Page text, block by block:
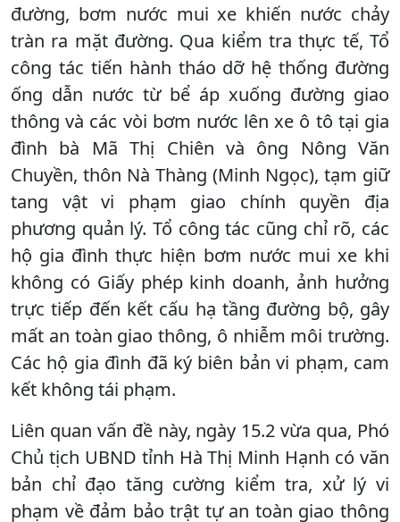
đường, bơm nước mui xe khiến nước chảy
tràn ra mặt đường. Qua kiểm tra thực tế, Tổ
công tác tiến hành tháo dỡ hệ thống đường
ống dẫn nước từ bể áp xuống đường giao
thông và các vòi bơm nước lên xe ô tô tại gia
đình bà Mã Thị Chiên và ông Nông Văn
Chuyền, thôn Nà Thàng (Minh Ngọc), tạm giữ
tang vật vi phạm giao chính quyền địa
phương quản lý. Tổ công tác cũng chỉ rõ, các
hộ gia đình thực hiện bơm nước mui xe khi
không có Giấy phép kinh doanh, ảnh hưởng
trực tiếp đến kết cấu hạ tầng đường bộ, gây
mất an toàn giao thông, ô nhiễm môi trường.
Các hộ gia đình đã ký biên bản vi phạm, cam
kết không tái phạm.
Liên quan vấn đề này, ngày 15.2 vừa qua, Phó
Chủ tịch UBND tỉnh Hà Thị Minh Hạnh có văn
bản chỉ đạo tăng cường kiểm tra, xử lý vi
phạm về đảm bảo trật tự an toàn giao thông